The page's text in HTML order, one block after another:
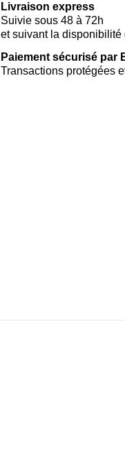
Livraison express
Suivie sous 48 à 72h
et suivant la disponibilité
Paiement sécurisé par
Transactions protégées